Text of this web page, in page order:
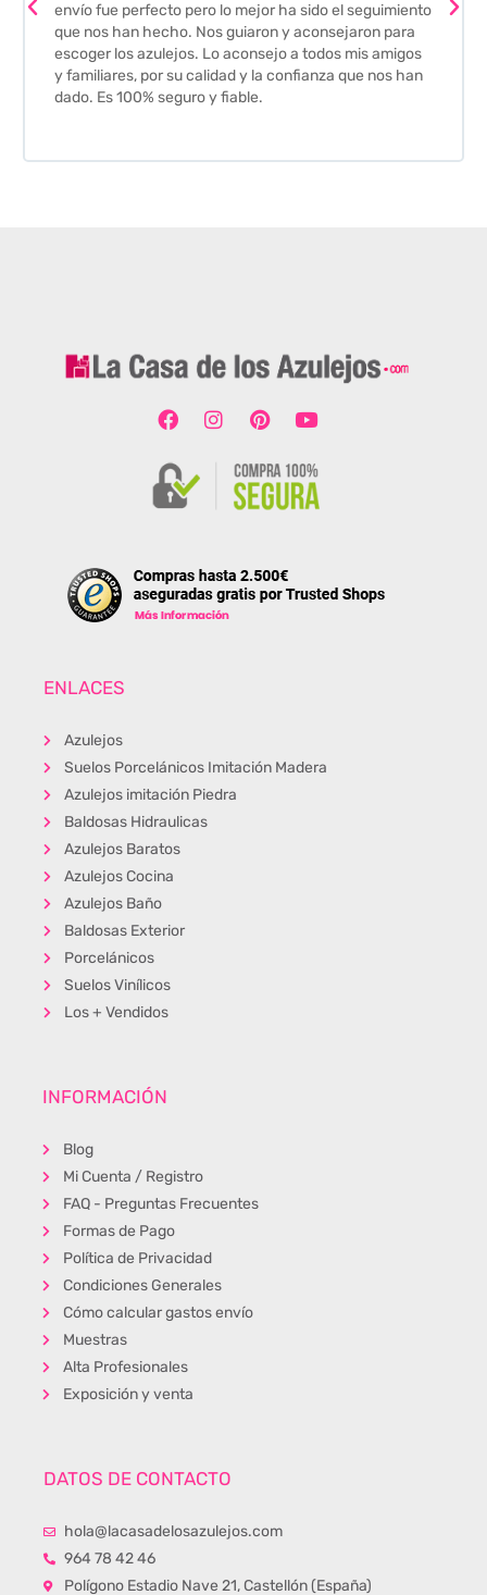
envío fue perfecto pero lo mejor ha sido el seguimiento
que nos han hecho. Nos guiaron y aconsejaron para
escoger los azulejos. Lo aconsejo a todos mis amigos
y familiares, por su calidad y la confianza que nos han
dado. Es 100% seguro y fiable.
ENLACES
Azulejos
Suelos Porcelánicos Imitación Madera
Azulejos imitación Piedra
Baldosas Hidraulicas
Azulejos Baratos
Azulejos Cocina
Azulejos Baño
Baldosas Exterior
Porcelánicos
Suelos Vinílicos
Los + Vendidos
INFORMACIÓN
Blog
Mi Cuenta / Registro
FAQ - Preguntas Frecuentes
Formas de Pago
Política de Privacidad
Condiciones Generales
Cómo calcular gastos envío
Muestras
Alta Profesionales
Exposición y venta
DATOS DE CONTACTO
hola@lacasadelosazulejos.com
964 78 42 46
Polígono Estadio Nave 21, Castellón (España)